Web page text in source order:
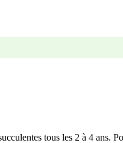
tous les 2 à 4